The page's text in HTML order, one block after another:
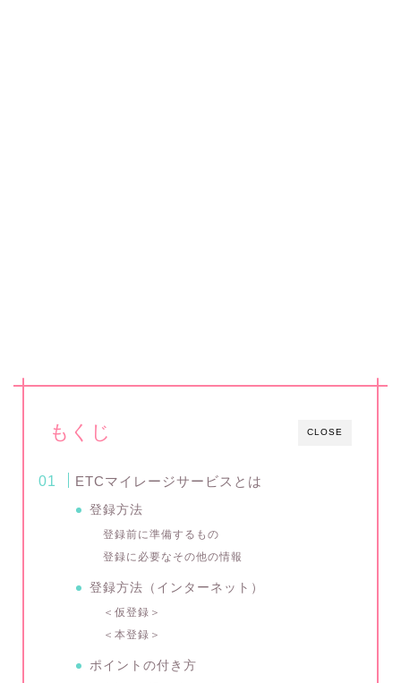
CLOSE
もくじ
ETCマイレージサービスとは
登録方法
登録前に準備するもの
登録に必要なその他の情報
登録方法（インターネット）
＜仮登録＞
＜本登録＞
ポイントの付き方